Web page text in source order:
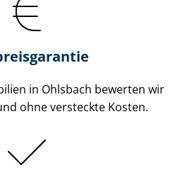
in Ohlsbach bewerten wir
ohne versteckte Kosten.